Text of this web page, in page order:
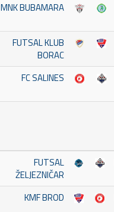
MNK BUBAMARA
FUTSAL KLUB
BORAC
FC SALINES
FUTSAL
ŽELJEZNIČAR
KMF BROD